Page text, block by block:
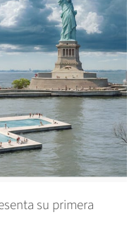
su primera